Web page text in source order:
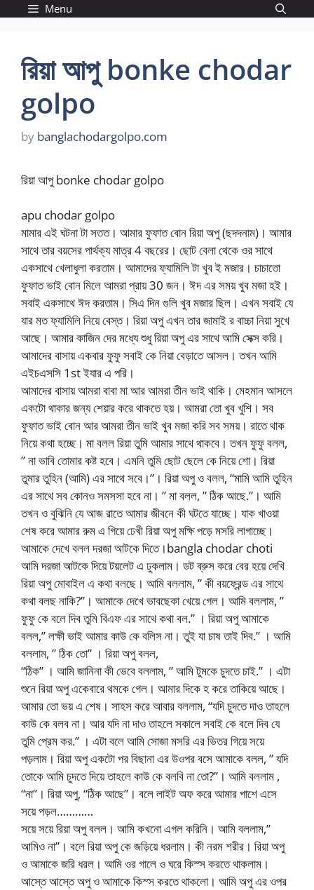
Menu
রিয়া আপু bonke chodar
golpo
by banglachodargolpo.com
রিয়া আপু bonke chodar golpo
apu chodar golpo
মামার এই ঘটনা টা সতত। আমার ফুফাত বোন রিয়া অপু (ছদদনাম)। আমার
সাথে তার বয়সের পার্থক্য মাত্র 4 বছরের। ছোট বেলা থেকে ওর সাথে
একসাথে খেলাধুলা করতাম। আমাদের ফ্যামিলি টা খুব ই মজার। চাচাতো
ফুফাত ভাই বোন মিলে আমরা প্রায় 30 জন। ঈদ এর সময় খুব মজা হই।
সবাই একসাথে ঈদ করতাম। সিএ দিন গুলি খুব মজার ছিল। এখন সবাই যে
যার মত ফ্যামিলি নিয়ে বেস্ত। রিয়া অপু এখন তার জামাই র বাচ্চা নিয়া সুখে
আছে। আমার কাজিন দের মধ্যে শুধু রিয়া অপু এর সাথে আমি সেক্স করি।
আমাদের বাসায় একবার ফুফু সবাই কে নিয়া বেড়াতে আসল। তখন আমি
এইচএসসি 1st ইযার এ পরি।
আমাদের বাসায় আমরা বাবা মা আর আমরা তীন ভাই থাকি। মেহমান আসলে
একটো থাকার জন্য শেয়ার করে থাকতে হয়। আমরা তো খুব খুশি। সব
ফুফাত ভাই বোন আর আমরা তীন ভাই খুব মজা করি সব সময়। রাতে থাক
নিয়ে কথা হচ্ছে। মা বলল রিয়া তুমি আমার সাথে থাকবে। তখন ফুফু বলল,
” না ভাবি তোমার কষ্ট হবে। এমনি তুমি ছোট ছেলে কে নিয়ে শো। রিয়া
তুমার তুহিন (আমি) এর সাথে সবে।”। রিয়া অপু ও বলল, “মামি আমি তুহিন
এর সাথে সব কোনও সমসসা হবে না। ” মা বলল, ” ঠিক আছে.”। আমি
তখন ও বুঝিনি যে আজ রাতে আমার জীবনে কী ঘটতে যাচ্ছে। যাক খাওয়া
শেষ করে আমার রুম এ গিয়ে ঢেখী রিয়া অপু মক্ষি পড়ে মসরি লাগাচ্ছে।
আমাকে দেখে বলল দরজা আটকে দিতে।bangla chodar choti
আমি দরজা আটকে দিয়ে টয়লেট এ ঢুকলাম। ডট ব্রুস করে বের হয়ে দেখি
রিয়া অপু মোবাইল এ কথা বলছে। আমি বললাম, ” কী বয়ফ্রেন্ড এর সাথে
কথা বলছ নাকি?”। আমাকে দেখে ভাবছেকা খেয়ে গেল। আমি বললাম, ”
ফুফু কে বলে দিব তুমি বিএফ এর সাথে কথা বল.” । রিয়া অপু আমাকে
বলল,” লক্ষী ভাই আমার কাউ কে বলিস না। তুই যা চাষ তাই দিব.” । আমি
বললাম, ” ঠিক তো” । রিয়া অপু বলল,
“ঠিক” । আমি জানিনা কী ভেবে বললাম, ” আমি টুমকে চুদতে চাই.” । এটা
শুনে রিয়া অপু একেবারে থমকে গেল। আমার দিকে হ করে তাকিয়ে আছে।
আমার তো ভয় এ শেষ। সাহস করে আবার বললাম, “যদি চুদতে দাও তাহলে
কাউ কে বলব না। আর যদি না দাও তাহলে সকালে সবাই কে বলে দিব যে
তুমি প্রেম কর.” । এটা বলে আমি সোজা মসরি এর ভিতর গিয়ে সয়ে
পড়লাম। রিয়া অপু একটো পর বিছানা এর উওপর বসে আমাকে বলল, ” যদি
তোকে আমি চুদতে দিয়ে তাহলে কাউ কে বলবি না তো?”। আমি বললাম ,
“না”। রিয়া অপু, “ঠিক আছে”। বলে লাইট অফ করে আমার পাশে এসে
সয়ে পড়ল…………
সয়ে সয়ে রিয়া অপু বলল। আমি কখনো এগল করিনি। আমি বললাম,”
আমিও না”। বলে রিয়া অপু কে জড়িয়ে ধরলাম। কী নরম শরীর। রিয়া অপু
ও আমাকে জরি ধরল। আমি ওর গালে ও ঘরে কিস্স করতে থাকলাম।
আস্তে আস্তে অপু ও আমাকে কিস্স করতে থাকলো। আমি অপু এর ওপর